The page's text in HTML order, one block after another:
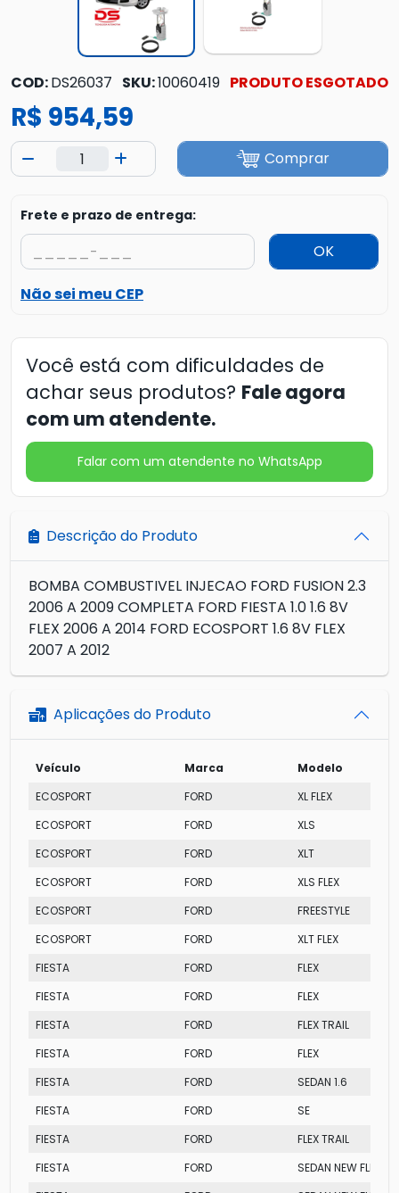
COD:DS26037 SKU:10060419 PRODUTO ESGOTADO
R$ 954,59
Comprar
Frete e prazo de entrega:
OK
Não sei meu CEP
Você está com dificuldades de
achar seus produtos? Fale agora
com um atendente.
Falar com um atendente no WhatsApp
Descrição do Produto
BOMBA COMBUSTIVEL INJECAO FORD FUSION 2.3
2006 A 2009 COMPLETA FORD FIESTA 1.0 1.6 8V
FLEX 2006 A 2014 FORD ECOSPORT 1.6 8V FLEX
2007 A 2012
Aplicações do Produto
Veículo Marca
Modelo
ECOSPORT
FORD
XL FLEX
ECOSPORT
FORD
XLS
ECOSPORT
FORD
XLT
ECOSPORT
FORD
XLS FLEX
ECOSPORT
FORD
FREESTYLE
ECOSPORT
FORD
XLT FLEX
FIESTA
FORD
FLEX
FIESTA
FORD
FLEX
FIESTA
FORD
FLEX TRAIL
FIESTA
FORD
FLEX
FIESTA
FORD
SEDAN 1.6
FIESTA
FORD
SE
FIESTA
FORD
FLEX TRAIL
FIESTA
FORD
SEDAN NEW FLEX